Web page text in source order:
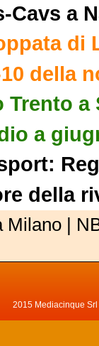
Cavs a
di
della
Trento a
a
della
|
2015 Mediacinque Srl